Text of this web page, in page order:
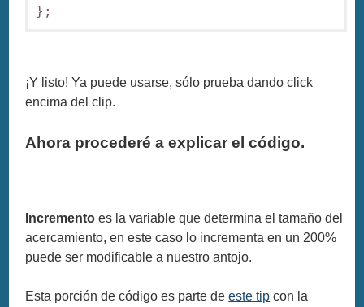
};
¡Y listo! Ya puede usarse, sólo prueba dando click
encima del clip.
Ahora procederé a explicar el código.
Incrementoes la variable que determina el tamaño del
acercamiento, en este caso lo incrementa en un 200%
puede ser modificable a nuestro antojo.
Esta porción de código es parte deeste tip con la